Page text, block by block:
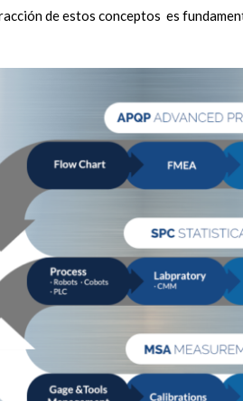
de estos conceptos es